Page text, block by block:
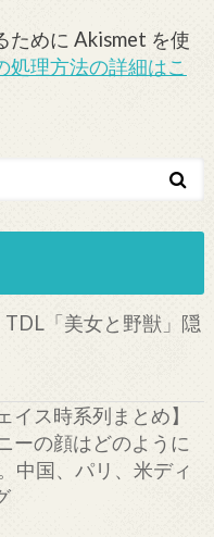
ために Akismet を使
処理方法の詳細はこ
「美女と野獣」隠
イス時系列まとめ】
ーの顔はどのように
中国、パリ、米ディ